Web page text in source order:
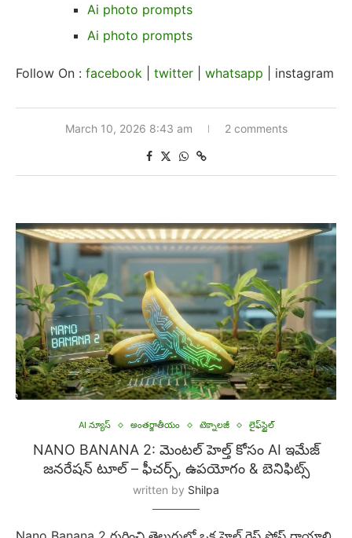
Ai photo prompts
Ai photo prompts
Follow On : facebook twitter whatsapp | instagram
March 10, 2026 8:43 am 2 comments
AI న్యూస్ అంతర్జాతీయం టెక్నాలజీ లైఫ్‌స్టైల్
NANO BANANA 2: మెంటల్ హెల్త్ కోసం AI ఇమేజ్
జనరేషన్ టూల్ – ఫీచర్స్, ఉపయోగం & బెనిఫిట్స్
written by Shilpa